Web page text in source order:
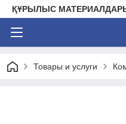
ҚҰРЫЛЫС
Товары и услуги